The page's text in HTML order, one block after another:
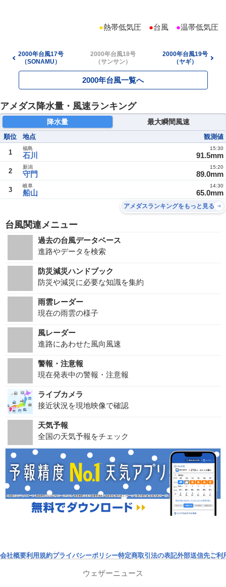
●熱帯低気圧 ●台風 ●温帯低気圧
2000年台風17号
（SONAMU）
2000年台風18号
（サンサン）
2000年台風19号
（ヤギ）
2000年台風一覧へ
アメダス降水量・風速ランキング
降水量 最大瞬間風速
順位 地点 観測値
1 石川
福島
91.5mm
15:30
2 守門
新潟
89.0mm
15:20
3 船山
岐阜
65.0mm
14:30
アメダスランキングをもっと見る
台風関連メニュー
過去の台風データベース
進路やデータを検索
防災減災ハンドブック
防災や減災に必要な知識を集約
雨雲レーダー
現在の雨雲の様子
風レーダー
進路にあわせた風向風速
警報・注意報
現在発表中の警報・注意報
ライブカメラ
接近状況を現地映像で確認
天気予報
全国の天気予報をチェック
会社概要利用規約プライバシーポリシー特定商取引法の表記外部送信先ご利
ウェザーニュース